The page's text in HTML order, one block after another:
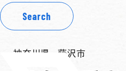
Search
神奈川県 藤沢市